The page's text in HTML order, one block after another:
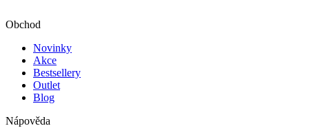
Obchod
Novinky
Akce
Bestsellery
Outlet
Blog
Nápověda